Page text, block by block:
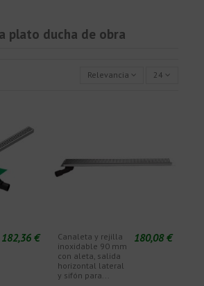
plato ducha de obra
Relevancia 24
182,36 €
Canaleta y rejilla
inoxidable 90 mm
con aleta, salida
horizontal lateral
y sifón para...
180,08 €